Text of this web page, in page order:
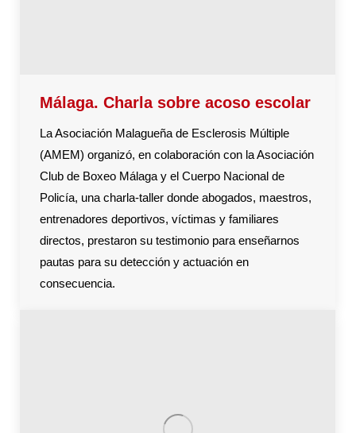
Málaga. Charla sobre acoso escolar
La Asociación Malagueña de Esclerosis Múltiple
(AMEM) organizó, en colaboración con la Asociación
Club de Boxeo Málaga y el Cuerpo Nacional de
Policía, una charla-taller donde abogados, maestros,
entrenadores deportivos, víctimas y familiares
directos, prestaron su testimonio para enseñarnos
pautas para su detección y actuación en
consecuencia.